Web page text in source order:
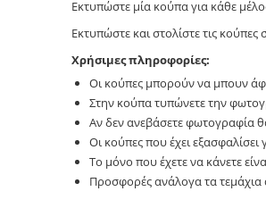
Εκτυπώστε μία κούπα για κάθε
Εκτυπώστε και στολίστε τις
Χρήσιμες πληροφορίες:
Οι κούπες μπορούν να μπουν
Στην κούπα τυπώνετε την
Αν δεν ανεβάσετε φωτογραφία
Οι κούπες που έχει εξασφαλίσει
Το μόνο που έχετε να κάνετε
Προσφορές ανάλογα τα τεμάχια